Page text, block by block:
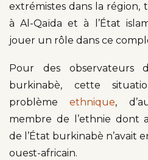
extrémistes dans la région,
à Al-Qaïda et à l’État
jouer un rôle dans ce
Pour des observateurs
burkinabè, cette
problèmeethnique,
membre de l’ethnie dont
de l’État burkinabè n’avait
ouest-africain.